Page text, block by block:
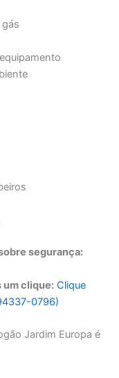
segurança:
um clique: Clique
0796)
Jardim Europa é